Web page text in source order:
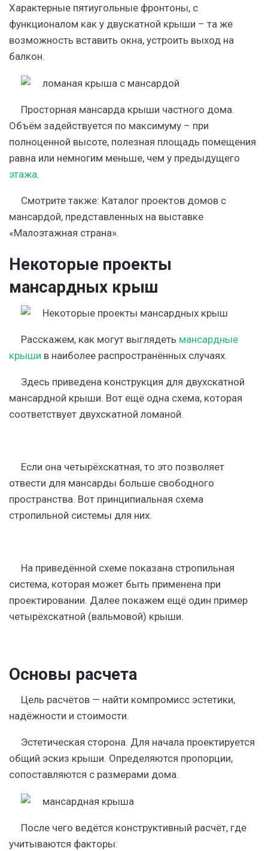
Характерные пятиугольные фронтоны, с
функционалом как у двускатной крыши – та же
возможность вставить окна, устроить выход на
балкон.
Просторная мансарда крыши частного дома.
Объём задействуется по максимуму – при
полноценной высоте, полезная площадь помещения
равна или немногим меньше, чем у предыдущего
этажа.
Смотрите также: Каталог проектов домов с
мансардой, представленных на выставке
«Малоэтажная страна».
Некоторые проекты
мансардных крыш
Расскажем, как могут выглядеть мансардные
крыши в наиболее распространённых случаях.
Здесь приведена конструкция для двухскатной
мансардной крыши. Вот ещё одна схема, которая
соответствует двухскатной ломаной.
Если она четырёхскатная, то это позволяет
отвести для мансарды больше свободного
пространства. Вот принципиальная схема
стропильной системы для них.
На приведённой схеме показана стропильная
система, которая может быть применена при
проектировании. Далее покажем ещё один пример
четырёхскатной (вальмовой) крыши.
Основы расчета
Цель расчётов — найти компромисс эстетики,
надёжности и стоимости.
Эстетическая сторона. Для начала проектируется
общий эскиз крыши. Определяются пропорции,
сопоставляются с размерами дома.
После чего ведётся конструктивный расчёт, где
учитываются факторы: